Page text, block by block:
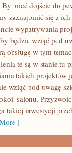
mieć dojście do
zaznajomić się z
wypatrywania
będzie wziąć pod
obsługę w tym
te są w stanie tu
takich projektów
wziąć pod uwagę
salonu.
takiej inwestycji
]